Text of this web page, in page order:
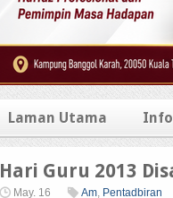
Laman Utama
Hari Guru 2013
May. 16 Am, Pentadbiran